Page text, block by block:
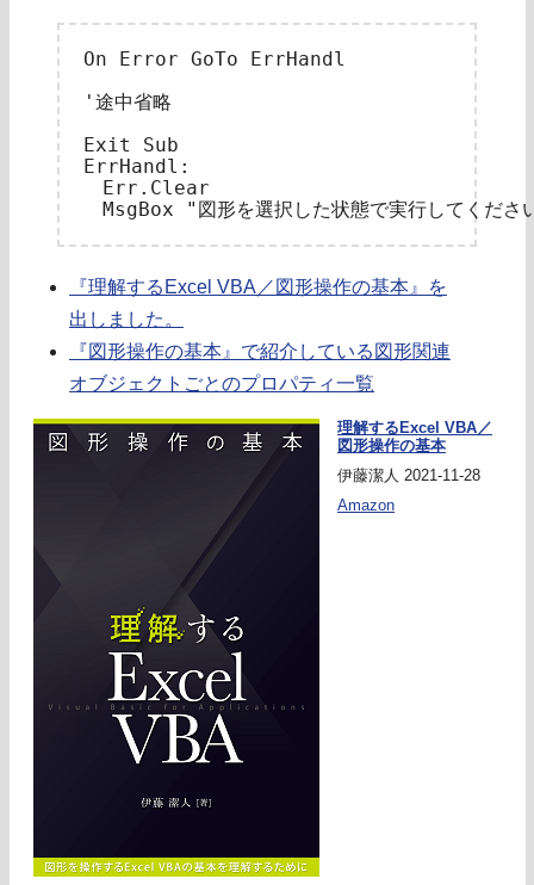
On Error GoTo ErrHandl
'途中省略
Exit Sub
ErrHandl:
Err.Clear
『理解するExcel VBA／図形操作の基本』を
出しました。
『図形操作の基本』で紹介している図形関連
オブジェクトごとのプロパティ一覧
理解するExcel VBA／
図形操作の基本
伊藤潔人 2021-11-28
Amazon